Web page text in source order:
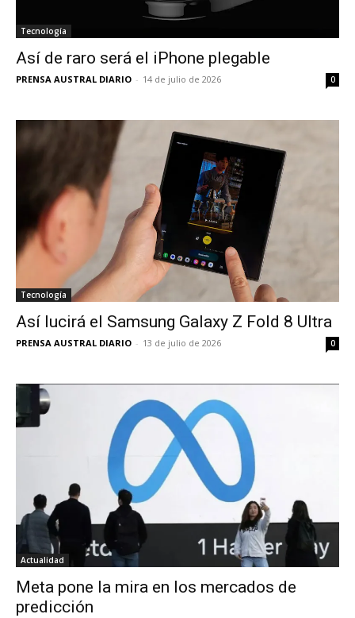
Tecnología
Así de raro será el iPhone plegable
PRENSA AUSTRAL DIARIO - 14 de julio de 2026 0
Tecnología
Así lucirá el Samsung Galaxy Z Fold 8 Ultra
PRENSA AUSTRAL DIARIO - 13 de julio de 2026 0
Actualidad
Meta pone la mira en los mercados de
predicción